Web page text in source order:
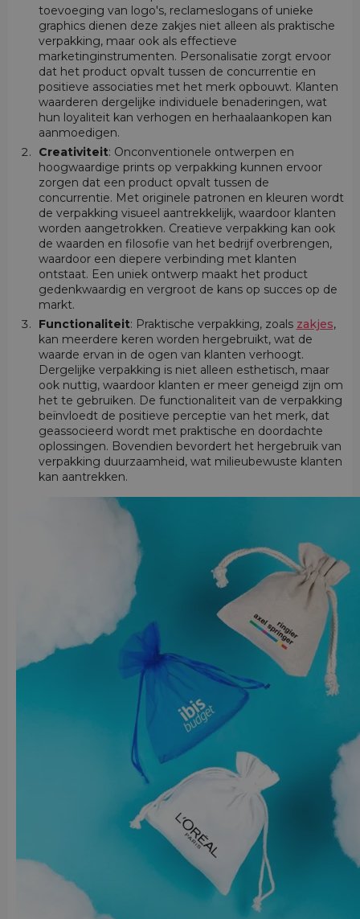
toevoeging van logo's, reclameslogans of unieke
graphics dienen deze zakjes niet alleen als praktische
verpakking, maar ook als effectieve
marketinginstrumenten. Personalisatie zorgt ervoor
dat het product opvalt tussen de concurrentie en
positieve associaties met het merk opbouwt. Klanten
waarderen dergelijke individuele benaderingen, wat
hun loyaliteit kan verhogen en herhaalaankopen kan
aanmoedigen.
Creativiteit: Onconventionele ontwerpen en
hoogwaardige prints op verpakking kunnen ervoor
zorgen dat een product opvalt tussen de
concurrentie. Met originele patronen en kleuren wordt
de verpakking visueel aantrekkelijk, waardoor klanten
worden aangetrokken. Creatieve verpakking kan ook
de waarden en filosofie van het bedrijf overbrengen,
waardoor een diepere verbinding met klanten
ontstaat. Een uniek ontwerp maakt het product
gedenkwaardig en vergroot de kans op succes op de
markt.
Functionaliteit: Praktische verpakking, zoals zakjes,
kan meerdere keren worden hergebruikt, wat de
waarde ervan in de ogen van klanten verhoogt.
Dergelijke verpakking is niet alleen esthetisch, maar
ook nuttig, waardoor klanten er meer geneigd zijn om
het te gebruiken. De functionaliteit van de verpakking
beïnvloedt de positieve perceptie van het merk, dat
geassocieerd wordt met praktische en doordachte
oplossingen. Bovendien bevordert het hergebruik van
verpakking duurzaamheid, wat milieubewuste klanten
kan aantrekken.